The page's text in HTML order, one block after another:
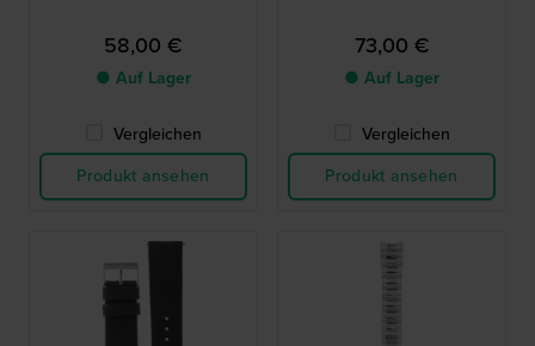
58,00 €
● Auf Lager
Vergleichen
Produkt ansehen
73,00 €
● Auf Lager
Vergleichen
Produkt ansehen